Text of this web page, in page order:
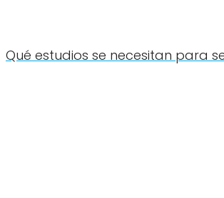
Qué estudios se necesitan para